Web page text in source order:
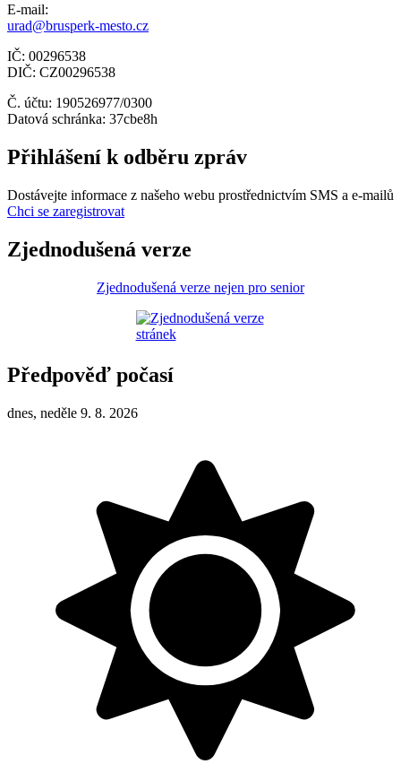
E-mail:
urad@brusperk-mesto.cz
IČ: 00296538
DIČ: CZ00296538
Č. účtu: 190526977/0300
Datová schránka: 37cbe8h
Přihlášení k odběru zpráv
Dostávejte informace z našeho webu prostřednictvím SMS a e-mailů
Chci se zaregistrovat
Zjednodušená verze
Zjednodušená verze nejen pro senior
Předpověď počasí
dnes, neděle 9. 8. 2026